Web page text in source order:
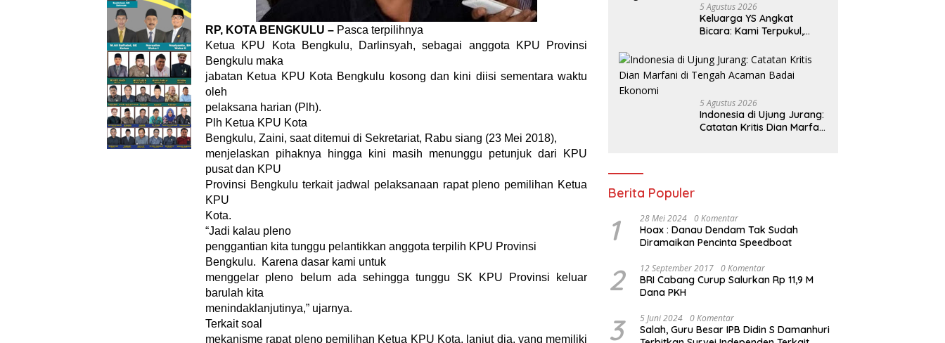
RP, KOTA BENGKULU – Pasca terpilihnya
Ketua KPU Kota Bengkulu, Darlinsyah, sebagai anggota KPU Provinsi
Bengkulu maka
jabatan Ketua KPU Kota Bengkulu kosong dan kini diisi sementara waktu
oleh
pelaksana harian (Plh).
Plh Ketua KPU Kota
Bengkulu, Zaini, saat ditemui di Sekretariat, Rabu siang (23 Mei 2018),
menjelaskan pihaknya hingga kini masih menunggu petunjuk dari KPU
pusat dan KPU
Provinsi Bengkulu terkait jadwal pelaksanaan rapat pleno pemilihan Ketua
KPU
Kota.
“Jadi kalau pleno
penggantian kita tunggu pelantikkan anggota terpilih KPU Provinsi
Bengkulu.
Karena dasar kami untuk
menggelar pleno belum ada sehingga tunggu SK KPU Provinsi keluar
barulah kita
menindaklanjutinya,” ujarnya.
Terkait soal
mekanisme rapat pleno pemilihan Ketua KPU Kota, lanjut dia, yang memiliki
5 Agustus 2026
Keluarga YS Angkat
Bicara: Kami Terpukul,
Ada Klarifikasi
5 Agustus 2026
Indonesia di Ujung Jurang:
Catatan Kritis Dian Marfani
Berita Populer
1 28 Mei 2024 0 Komentar
Hoax : Danau Dendam Tak Sudah
Diramaikan Pencinta Speedboat
2 12 September 2017 0 Komentar
BRI Cabang Curup Salurkan Rp 11,9 M
Dana PKH
3 5 Juni 2024 0 Komentar
Salah, Guru Besar IPB Didin S Damanhuri